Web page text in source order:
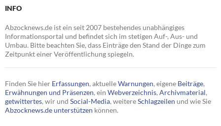
INFO
Abzocknews.de ist ein seit 2007 bestehendes unabhängiges
Informationsportal und befindet sich im stetigen Auf-, Aus- und
Umbau. Bitte beachten Sie, dass Einträge den Stand der Dinge zum
Zeitpunkt einer Veröffentlichung spiegeln.
Finden Sie hier Erfassungen, aktuelleWarnungen, eigene Beiträge,
Erwähnungen und Präsenzen, ein Webverzeichnis, Archivmaterial,
getwittertes, wir und Social-Media, weitereSchlagzeilen und wie Sie
Abzocknews.de unterstützen können.